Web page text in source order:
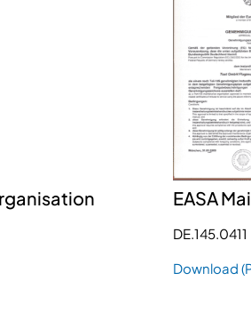
EASA
DE.145.0411
Download